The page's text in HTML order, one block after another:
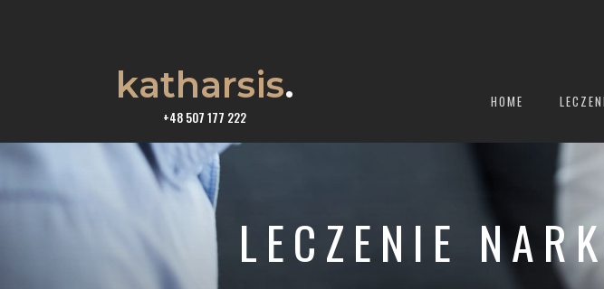
katharsis.
+48 507 177 222
HOME
LECZENIE